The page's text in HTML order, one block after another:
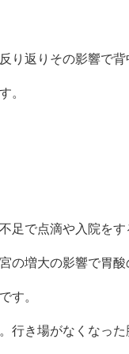
り返りその影響で背
。
足で点滴や入院をす
の増大の影響で胃酸
す。
行き場がなくなっ